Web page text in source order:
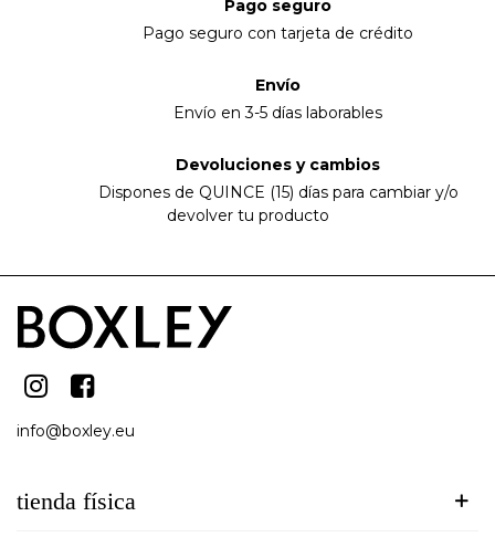
Pago seguro
Pago seguro con tarjeta de crédito
Envío
Envío en 3-5 días laborables
Devoluciones y cambios
Dispones de QUINCE (15) días para cambiar y/o
devolver tu producto
info@boxley.eu
tienda física